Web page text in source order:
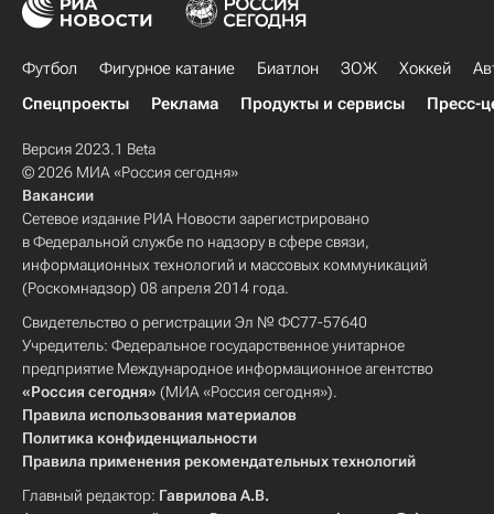
Футбол Фигурное катание Биатлон ЗОЖ Хоккей
Спецпроекты
Реклама Продукты и сервисы Пресс-
Версия 2023.1 Beta
© 2026 МИА «Россия сегодня»
Вакансии
Сетевое издание РИА Новости зарегистрировано
в Федеральной службе по надзору в сфере связи,
информационных технологий и массовых коммуникаций
(Роскомнадзор) 08 апреля 2014 года.
Свидетельство о регистрации Эл № ФС77-57640
Учредитель: Федеральное государственное унитарное
предприятие Международное информационное агентство
«Россия сегодня» (МИА «Россия сегодня»).
Правила использования материалов
Политика конфиденциальности
Правила применения рекомендательных технологий
Главный редактор: Гаврилова А.В.